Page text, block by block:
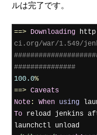
ルは完了です。
==> Downloading http
ci.org/war/1.549/
###############
100.0%
==> Caveats
Note : When using
To reload jenkins